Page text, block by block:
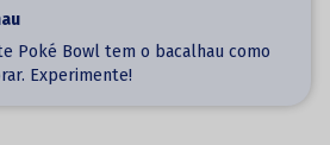
Poké Bowl tem o bacalhau como
Experimente!